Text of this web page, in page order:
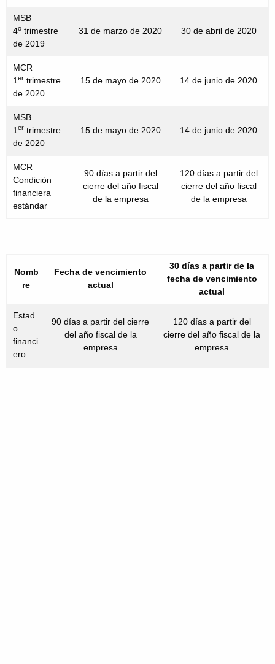
_
E
S
MSB
4o trimestre
de 2019
31 de marzo de 2020 30 de abril de 2020
MCR
1er trimestre
de 2020
15 de mayo de 2020 14 de junio de 2020
MSB
1er trimestre
de 2020
15 de mayo de 2020 14 de junio de 2020
MCR
Condición
financiera
estándar
90 días a partir del
cierre del año fiscal
de la empresa
120 días a partir del
cierre del año fiscal
de la empresa
Nomb
re
Fecha de vencimiento
actual
30 días a partir de la
fecha de vencimiento
actual
Estad
o
financi
ero
90 días a partir del cierre
del año fiscal de la
empresa
120 días a partir del
cierre del año fiscal de la
empresa